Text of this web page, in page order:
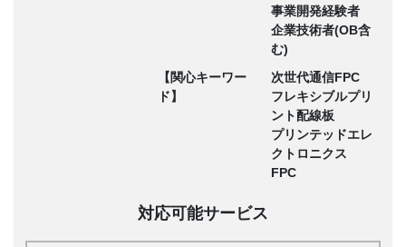
事業開発経験者
企業技術者(OB含
む)
【関心キーワー
ド】
次世代通信FPC
フレキシブルプリ
ント配線板
プリンテッドエレ
クトロニクス
FPC
対応可能サービス